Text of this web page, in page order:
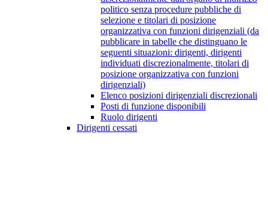
politico senza procedure pubbliche di
selezione e titolari di posizione
organizzativa con funzioni dirigenziali (da
pubblicare in tabelle che distinguano le
seguenti situazioni: dirigenti, dirigenti
individuati discrezionalmente, titolari di
posizione organizzativa con funzioni
dirigenziali)
Elenco posizioni dirigenziali discrezionali
Posti di funzione disponibili
Ruolo dirigenti
Dirigenti cessati